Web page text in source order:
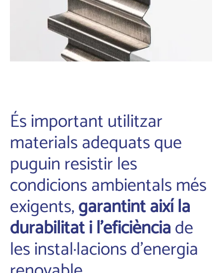
És important utilitzar
materials adequats que
puguin resistir les
condicions ambientals més
exigents,garantint així la
durabilitat i l’eficiènciade
les instal·lacions d’energia